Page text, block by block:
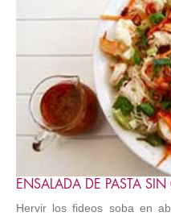
ENSALADA DE PASTA SIN
Hervir los fideos soba en